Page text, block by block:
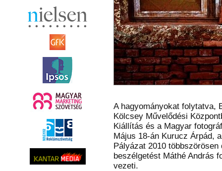
A hagyományokat folytatva,
Kölcsey Művelődési
Kiállítás és a Magyar
Május 18-án Kurucz Árpád,
Pályázat 2010
beszélgetést Máthé András
vezeti.